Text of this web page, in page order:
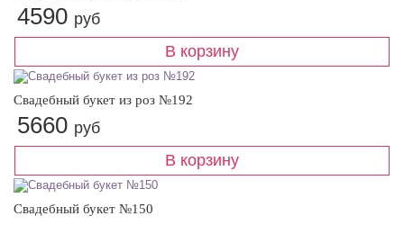
4590 руб
Свадебный букет из роз №192
5660 руб
Свадебный букет №150